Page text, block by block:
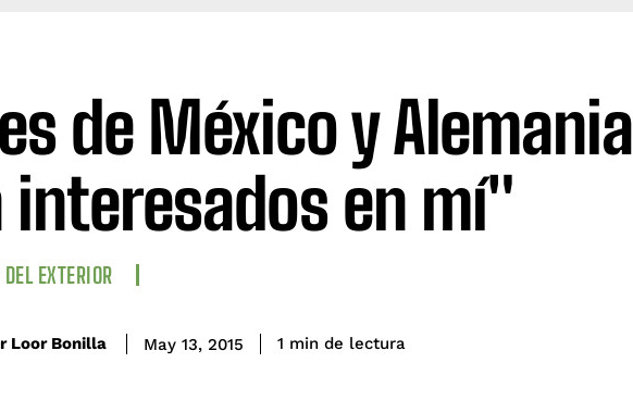
de México y Alemania
interesados en mí"
EXTERIOR
Loor Bonilla May 13, 2015 1 min de lectura